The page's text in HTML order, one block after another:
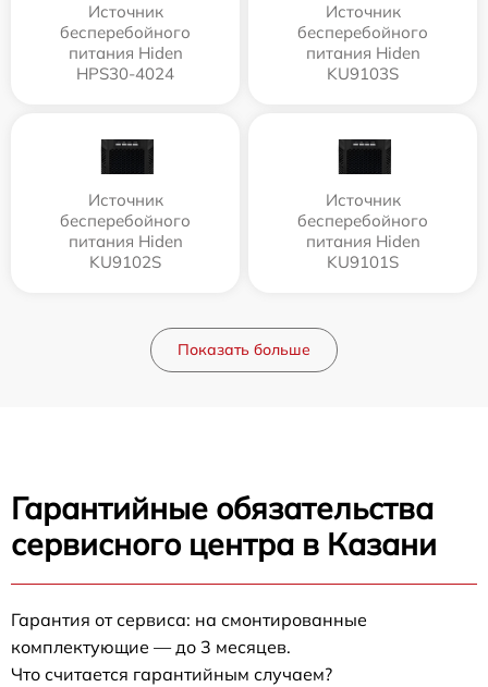
Источник
бесперебойного
питания Hiden
HPS30-4024
Источник
бесперебойного
питания Hiden
KU9103S
Источник
бесперебойного
питания Hiden
KU9102S
Источник
бесперебойного
питания Hiden
KU9101S
Показать больше
Гарантийные обязательства
сервисного центра в Казани
Гарантия от сервиса: на смонтированные
комплектующие — до 3 месяцев.
Что считается гарантийным случаем?